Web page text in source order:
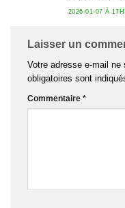
2026-01-07 À
Laisser un
Votre adresse e-mail ne
obligatoires sont
Commentaire *